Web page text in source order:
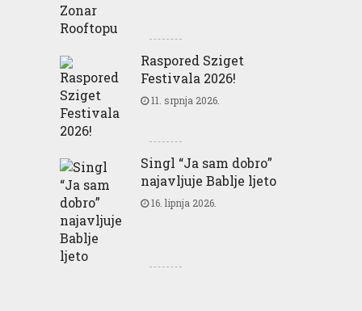
Raspored Sziget
Festivala 2026!
11. srpnja 2026.
Singl “Ja sam dobro”
najavljuje Bablje ljeto
16. lipnja 2026.